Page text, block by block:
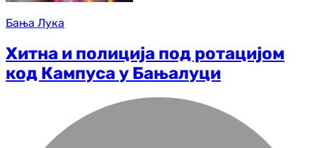
Бања Лука
Хитна и полиција под ротацијом
код Кампуса у Бањалуци